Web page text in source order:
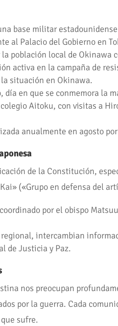
base militar
al Palacio del Gobierno en
población local de Okinawa
activa en la campaña de
situación en Okinawa.
en que se conmemora la
Aitoku, con visitas a
anualmente en agosto
de la Constitución,
(«Grupo en defensa del
por el obispo
intercambian
de Justicia y Paz.
nos preocupan
por la guerra. Cada
sufre.